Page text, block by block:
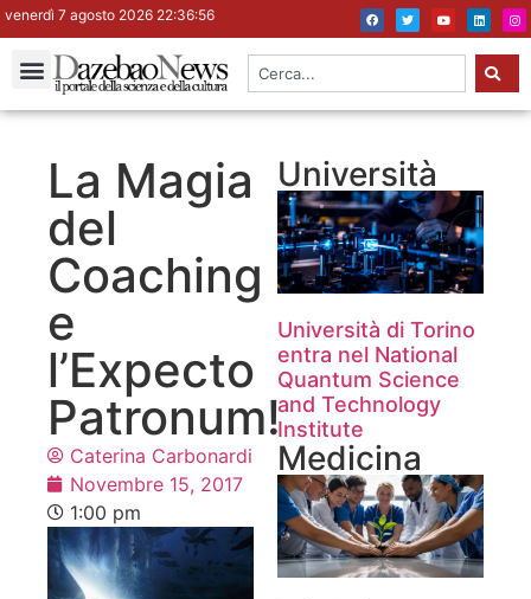
venerdì 7 agosto 2026 22:36:57
La Magia
del
Coaching
e
l’Expecto
Patronum!
Caterina Carbonardi
Novembre 15, 2017
1:00 pm
Università
Università di Torino
entra nel National
Quantum Science
and Technology
Institute
Medicina